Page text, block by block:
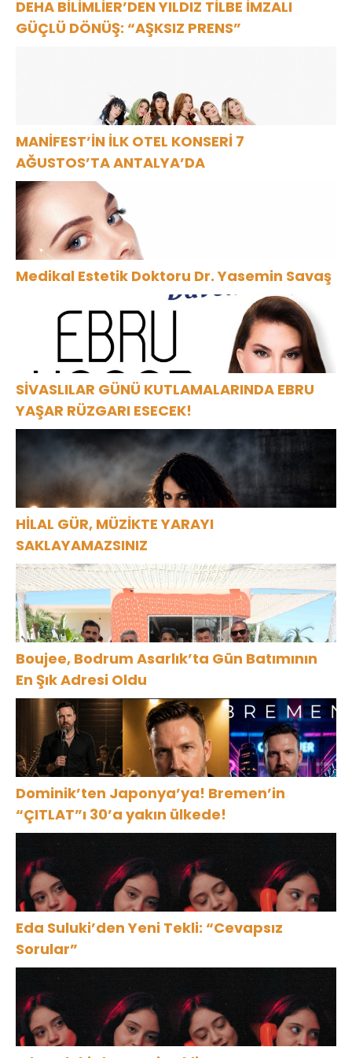
DEHA BİLİMLİER’DEN YILDIZ TİLBE İMZALI
GÜÇLÜ DÖNÜŞ: “AŞKSIZ PRENS”
MANİFEST’İN İLK OTEL KONSERİ 7
AĞUSTOS’TA ANTALYA’DA
Medikal Estetik Doktoru Dr. Yasemin Savaş
SİVASLILAR GÜNÜ KUTLAMALARINDA EBRU
YAŞAR RÜZGARI ESECEK!
HİLAL GÜR, MÜZİKTE YARAYI
SAKLAYAMAZSINIZ
Boujee, Bodrum Asarlık’ta Gün Batımının
En Şık Adresi Oldu
Dominik’ten Japonya’ya! Bremen’in
“ÇITLAT”ı 30’a yakın ülkede!
Eda Suluki’den Yeni Tekli: “Cevapsız
Sorular”